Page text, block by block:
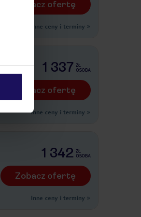
Zobacz ofertę
Inne ceny i terminy »
1 337 ZŁ
OSOBA
Zobacz ofertę
Inne ceny i terminy »
1 342 ZŁ
OSOBA
Zobacz ofertę
Inne ceny i terminy »